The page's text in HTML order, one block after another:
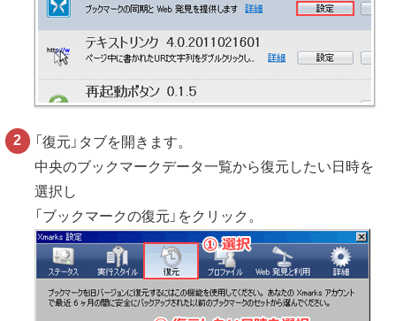
「復元」タブを開きます。
中央のブックマークデータ一覧から復元したい日時を
選択し
「ブックマークの復元」をクリック。